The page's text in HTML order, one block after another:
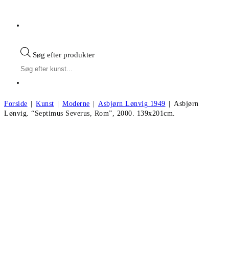
Søg efter produkter
Forside | Kunst | Moderne | Asbjørn Lønvig 1949 | Asbjørn
Lønvig. “Septimus Severus, Rom”, 2000. 139x201cm.